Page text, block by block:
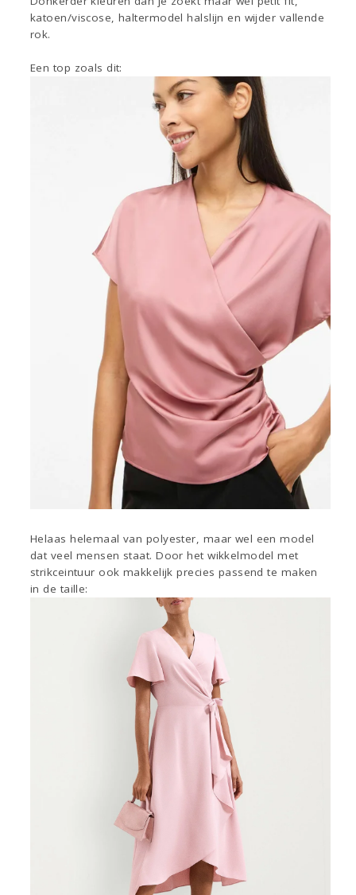
katoen/viscose, haltermodel halslijn en wijder vallende
rok.
Een top zoals dit:
Helaas helemaal van polyester, maar wel een model
dat veel mensen staat. Door het wikkelmodel met
strikceintuur ook makkelijk precies passend te maken
in de taille: